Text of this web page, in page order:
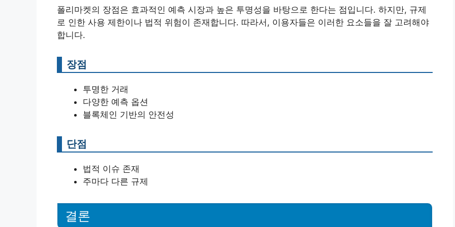
폴리마켓의 장점은 효과적인 예측 시장과 높은 투명성을 바탕으로 한다는 점입니다. 하지만, 규제
로 인한 사용 제한이나 법적 위험이 존재합니다. 따라서, 이용자들은 이러한 요소들을 잘 고려해야
합니다.
장점
투명한 거래
다양한 예측 옵션
블록체인 기반의 안전성
단점
법적 이슈 존재
주마다 다른 규제
결론